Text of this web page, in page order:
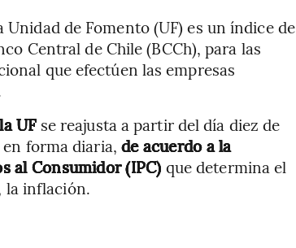
de Fomento (UF) es un índice de
Central de Chile (BCCh), para las
que efectúen las empresas
UF se reajusta a partir del día diez de
forma diaria, de acuerdo a la
al Consumidor (IPC) que determina el
la inflación.